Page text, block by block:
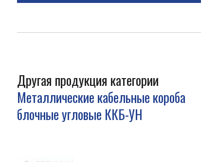
Другая продукция категории
Металлические кабельные короба
блочные угловые ККБ-УН